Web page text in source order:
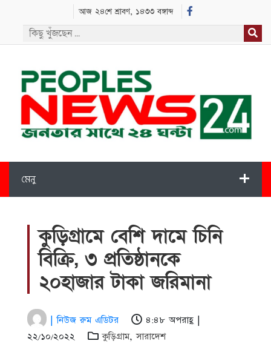
আজ ২৪শে শ্রাবণ, ১৪৩৩ বঙ্গাব্দ
মেনু
কুড়িগ্রামে বেশি দামে চিনি
বিক্রি, ৩ প্রতিষ্ঠানকে
২০হাজার টাকা জরিমানা
| নিউজ রুম এডিটর
৪:৪৮ অপরাহ্ণ |
২২/১০/২০২২
কুড়িগ্রাম,সারাদেশ